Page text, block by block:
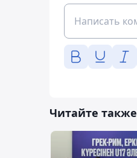
Читайте также